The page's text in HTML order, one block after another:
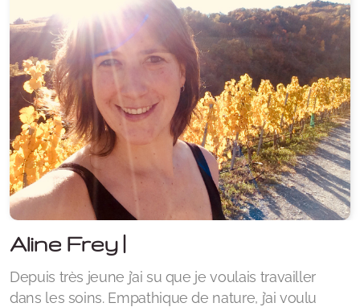
Aline Frey |
Depuis très jeune j’ai su que je voulais travailler
dans les soins. Empathique de nature, j’ai voulu
Hanna Elina | Souffle - Énergie holistique - Sauna
finlandais
Nicole Hermann I Breathwork - Cercles – Soin
énérgetique – Accompagnement et mentoring
Lun 18h-19h30 | Hatha Yoga | Maïlys
Ma 17h30-18h30 | Yoga Pilate & CO | Laetitia
Ma 19h-20h | Méditation et Pranayama | Vanina
Me 12h30-13h30 | Yoga | Elsa